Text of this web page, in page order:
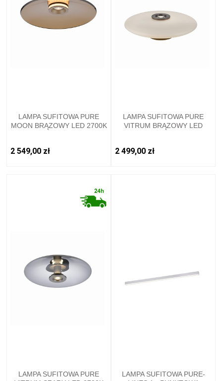
LAMPA SUFITOWA PURE
MOON BRĄZOWY LED 2700K
2 549,00 zł
LAMPA SUFITOWA PURE
VITRUM BRĄZOWY LED
2 499,00 zł
LAMPA SUFITOWA PURE
LAMPA SUFITOWA PURE-